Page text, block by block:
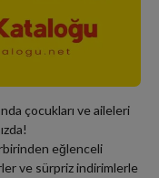
çocukları ve aileleri
eğlenceli
ve sürpriz indirimlerle